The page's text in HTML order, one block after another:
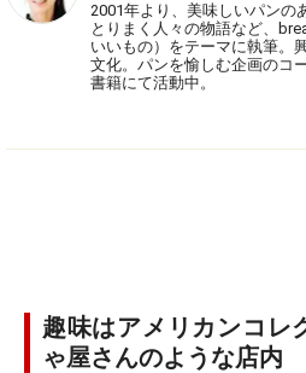
2001年より、美味しいパンの
とりまく人々の物語など、
いいもの）をテーマに執筆。
文化。パンを愉しむ企画のコ
書籍にて活動中。
趣味はアメリカンコレ
ゃ屋さんのような店内